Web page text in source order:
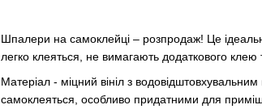
Шпалери на самоклейці – розпродаж! Це
легко клеяться, не вимагають додаткового клею
Матеріал - міцний вініл з
самоклеяться, особливо придатними для